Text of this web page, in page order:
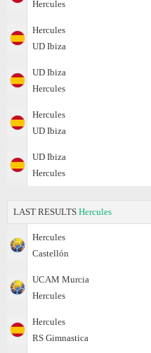
Hercules
Hercules
UD Ibiza
UD Ibiza
Hercules
Hercules
UD Ibiza
UD Ibiza
Hercules
LAST RESULTS Hercules
Hercules
Castellón
UCAM Murcia
Hercules
Hercules
RS Gimnastica